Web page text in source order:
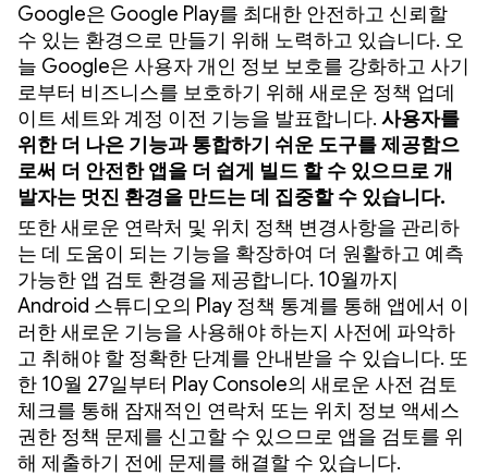
Google은 Google Play를 최대한 안전하고 신뢰할
수 있는 환경으로 만들기 위해 노력하고 있습니다. 오
늘 Google은 사용자 개인 정보 보호를 강화하고 사기
로부터 비즈니스를 보호하기 위해 새로운 정책 업데
이트 세트와 계정 이전 기능을 발표합니다. 사용자를
위한 더 나은 기능과 통합하기 쉬운 도구를 제공함으
로써 더 안전한 앱을 더 쉽게 빌드 할 수 있으므로 개
발자는 멋진 환경을 만드는 데 집중할 수 있습니다.
또한 새로운 연락처 및 위치 정책 변경사항을 관리하
는 데 도움이 되는 기능을 확장하여 더 원활하고 예측
가능한 앱 검토 환경을 제공합니다. 10월까지
Android 스튜디오의 Play 정책 통계를 통해 앱에서 이
러한 새로운 기능을 사용해야 하는지 사전에 파악하
고 취해야 할 정확한 단계를 안내받을 수 있습니다. 또
한 10월 27일부터 Play Console의 새로운 사전 검토
체크를 통해 잠재적인 연락처 또는 위치 정보 액세스
권한 정책 문제를 신고할 수 있으므로 앱을 검토를 위
해 제출하기 전에 문제를 해결할 수 있습니다.